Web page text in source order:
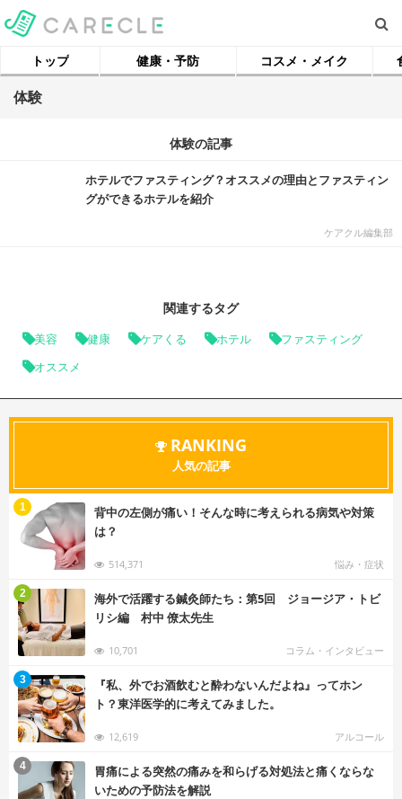
トップ 健康・予防 コスメ・メイク
体験
体験の記事
ホテルでファスティング？オススメの理由とファスティン
グができるホテルを紹介
ケアクル編集部
関連するタグ
美容 健康 ケアくる ホテル ファスティング
オススメ
RANKING
人気の記事
背中の左側が痛い！そんな時に考えられる病気や対策
は？
514,371 悩み・症状
1
海外で活躍する鍼灸師たち：第5回 ジョージア・トビ
リシ編 村中 僚太先生
10,701 コラム・インタビュー
2
『私、外でお酒飲むと酔わないんだよね』ってホン
ト？東洋医学的に考えてみました。
12,619 アルコール
3
胃痛による突然の痛みを和らげる対処法と痛くならな
いための予防法を解説
4